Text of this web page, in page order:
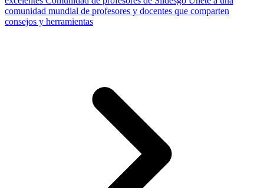
comunidad mundial de profesores y docentes que comparten
consejos y herramientas